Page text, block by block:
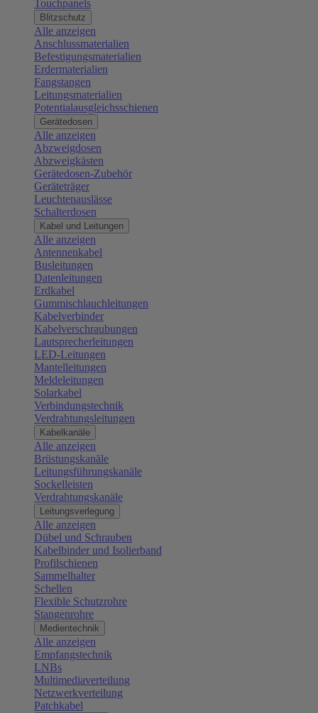
Touchpanels
Blitzschutz
Alle anzeigen
Anschlussmaterialien
Befestigungsmaterialien
Erdermaterialien
Fangstangen
Leitungsmaterialien
Potentialausgleichsschienen
Gerätedosen
Alle anzeigen
Abzweigdosen
Abzweigkästen
Gerätedosen-Zubehör
Geräteträger
Leuchtenauslässe
Schalterdosen
Kabel und Leitungen
Alle anzeigen
Antennenkabel
Busleitungen
Datenleitungen
Erdkabel
Gummischlauchleitungen
Kabelverbinder
Kabelverschraubungen
Lautsprecherleitungen
LED-Leitungen
Mantelleitungen
Meldeleitungen
Solarkabel
Verbindungstechnik
Verdrahtungsleitungen
Kabelkanäle
Alle anzeigen
Brüstungskanäle
Leitungsführungskanäle
Sockelleisten
Verdrahtungskanäle
Leitungsverlegung
Alle anzeigen
Dübel und Schrauben
Kabelbinder und Isolierband
Profilschienen
Sammelhalter
Schellen
Flexible Schutzrohre
Stangenrohre
Medientechnik
Alle anzeigen
Empfangstechnik
LNBs
Multimediaverteilung
Netzwerkverteilung
Patchkabel